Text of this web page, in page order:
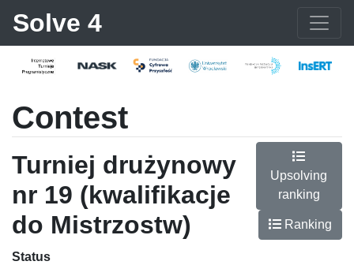
Solve 4
Contest
Turniej drużynowy
nr 19 (kwalifikacje
do Mistrzostw)
Upsolving
ranking
Ranking
Status